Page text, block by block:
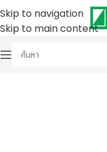
Skip to navigation
Skip to main content